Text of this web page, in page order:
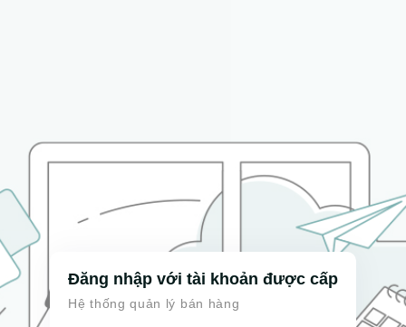
Đăng nhập với tài khoản được cấp
Hệ thống quản lý bán hàng